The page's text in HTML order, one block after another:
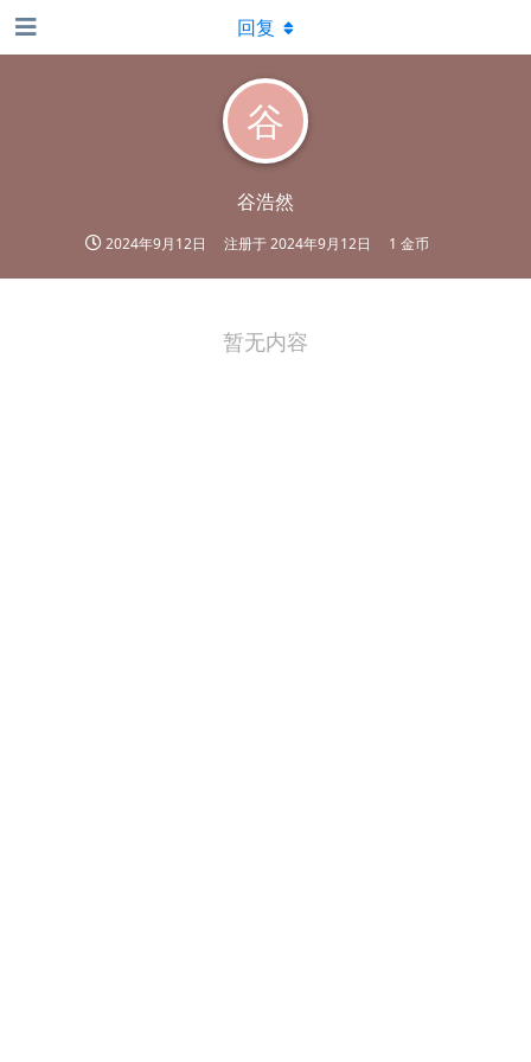
谷
谷浩然
2024年9月12日 注册于2024年9月12日 1 金币
回复
暂无内容